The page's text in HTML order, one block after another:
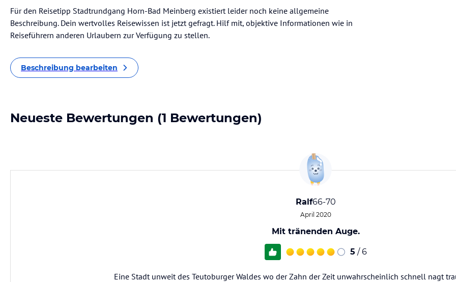
Für den Reisetipp Stadtrundgang Horn-Bad Meinberg existiert leider noch keine allgemeine
Beschreibung. Dein wertvolles Reisewissen ist jetzt gefragt. Hilf mit, objektive Informationen wie in
Reiseführern anderen Urlaubern zur Verfügung zu stellen.
Beschreibung bearbeiten
Neueste Bewertungen (1 Bewertungen)
Ralf66-70
April 2020
Mit tränenden Auge.
5 / 6
Eine Stadt unweit des Teutoburger Waldes wo der Zahn der Zeit unwahrscheinlich schnell nagt